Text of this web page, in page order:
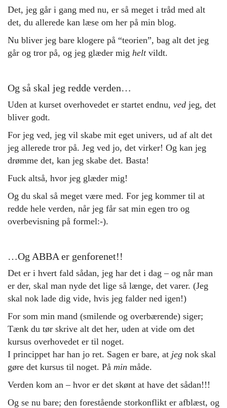
Det, jeg går i gang med nu, er så meget i tråd med alt
det, du allerede kan læse om her på min blog.
Nu bliver jeg bare klogere på “teorien”, bag alt det jeg
går og tror på, og jeg glæder mig heltvildt.
Og så skal jeg redde verden…
Uden at kurset overhovedet er startet endnu, ved jeg, det
bliver godt.
For jeg ved, jeg vil skabe mit eget univers, ud af alt det
jeg allerede tror på. Jeg ved jo, det virker! Og kan jeg
drømme det, kan jeg skabe det. Basta!
Fuck altså, hvor jeg glæder mig!
Og du skal så meget være med. For jeg kommer til at
redde hele verden, når jeg får sat min egen tro og
overbevisning på formel:-).
…Og ABBA er genforenet!!
Det er i hvert fald sådan, jeg har det i dag – og når man
er der, skal man nyde det lige så længe, det varer. (Jeg
skal nok lade dig vide, hvis jeg falder ned igen!)
For som min mand (smilende og overbærende) siger;
Tænk du tør skrive alt det her, uden at vide om det
kursus overhovedet er til noget.
I princippet har han jo ret. Sagen er bare, at jeg nok skal
gøre det kursus til noget. På min måde.
Verden kom an – hvor er det skønt at have det sådan!!!
Og se nu bare; den forestående storkonflikt er afblæst, og